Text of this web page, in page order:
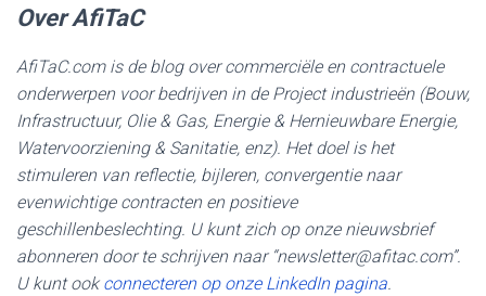
Over AfiTaC
AfiTaC.com is de blog over commerciële en contractuele
onderwerpen voor bedrijven in de Project industrieën (Bouw,
Infrastructuur, Olie & Gas, Energie & Hernieuwbare Energie,
Watervoorziening & Sanitatie, enz). Het doel is het
stimuleren van reflectie, bijleren, convergentie naar
evenwichtige contracten en positieve
geschillenbeslechting. U kunt zich op onze nieuwsbrief
abonneren door te schrijven naar “newsletter@afitac.com”.
U kunt ookconnecteren op onze LinkedIn pagina.